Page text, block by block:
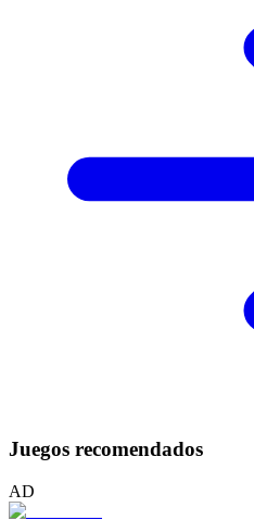
Juegos recomendados
AD